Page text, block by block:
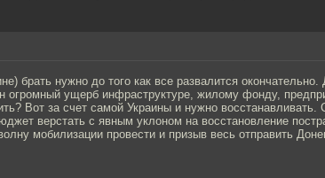
брать нужно до того как все развалится окончательно.
огромный ущерб инфраструктуре, жилому фонду,
Вот за счет самой Украины и нужно восстанавливать.
верстать с явным уклоном на восстановление
мобилизации провести и призыв весь отправить